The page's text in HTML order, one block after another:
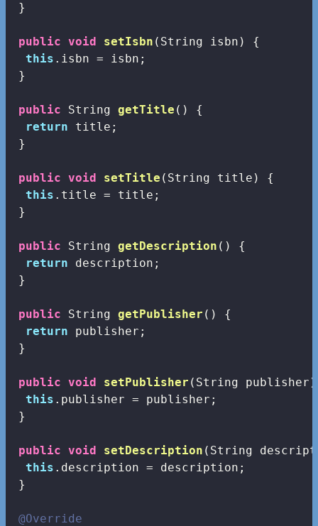
}
public void setIsbn (String isbn)
{
this .isbn = isbn;
}
public String getTitle ()
{
return title;
}
public void setTitle (String title)
{
this .title = title;
}
public String getDescription ()
{
return description;
}
public String getPublisher ()
{
return publisher;
}
public void setPublisher (String publisher)
this .publisher = publisher;
}
public void setDescription (String
this .description = description;
}
@Override